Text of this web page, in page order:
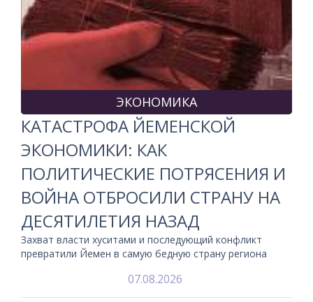
ЭКОНОМИКА
КАТАСТРОФА ЙЕМЕНСКОЙ
ЭКОНОМИКИ: КАК
ПОЛИТИЧЕСКИЕ ПОТРЯСЕНИЯ И
ВОЙНА ОТБРОСИЛИ СТРАНУ НА
ДЕСЯТИЛЕТИЯ НАЗАД
Захват власти хуситами и последующий конфликт
превратили Йемен в самую бедную страну региона
07.08.2026